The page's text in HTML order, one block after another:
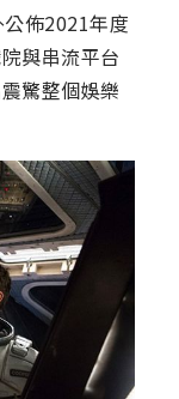
佈2021年度
與串流平台
驚整個娛樂